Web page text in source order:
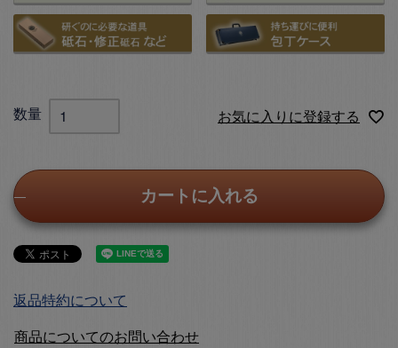
お気に入りに登録する
カートに入れる
返品特約について
商品についてのお問い合わせ